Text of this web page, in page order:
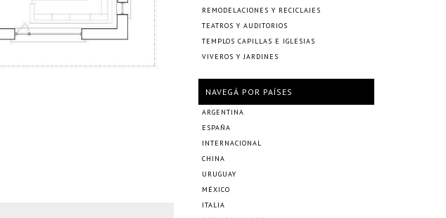
REMODELACIONES Y RECICLAJES
TEATROS Y AUDITORIOS
TEMPLOS CAPILLAS E IGLESIAS
VIVEROS Y JARDINES
NAVEGÁ POR PAÍSES
ARGENTINA
ESPAÑA
INTERNACIONAL
CHINA
URUGUAY
MÉXICO
ITALIA